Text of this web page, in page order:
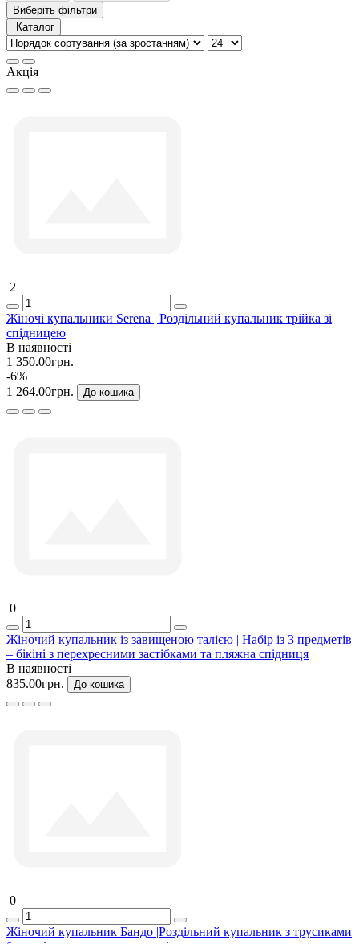
Виберіть фільтри
Каталог
Акція
2
Жіночі купальники Serena | Роздільний купальник трійка зі
спідницею
В наявності
1 350.00грн.
-6%
1 264.00грн.
До кошика
0
Жіночий купальник із завищеною талією | Набір із 3 предметів
– бікіні з перехресними застібками та пляжна спідниця
В наявності
835.00грн.
До кошика
0
Жіночий купальник Бандо |Роздільний купальник з трусиками